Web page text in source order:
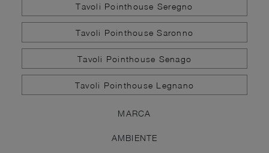
Tavoli Pointhouse Seregno
Tavoli Pointhouse Saronno
Tavoli Pointhouse Senago
Tavoli Pointhouse Legnano
MARCA
AMBIENTE